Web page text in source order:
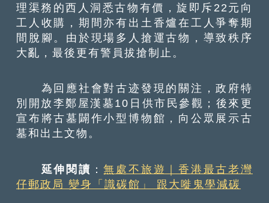
理渠務的西人洞悉古物有價，旋即斥22元向
工人收購，期間亦有出土香爐在工人爭奪期
間脫腳。由於現場多人搶運古物，導致秩序
大亂，最後更有警員拔搶制止。
為回應社會對古迹發現的關注，政府特
別開放李鄭屋漢墓10日供市民參觀；後來更
宣布將古墓闢作小型博物館，向公眾展示古
墓和出土文物。
延伸閱讀 ：無處不旅遊｜香港最古老灣
仔郵政局 變身「識碳館」 跟大嘥鬼學減碳